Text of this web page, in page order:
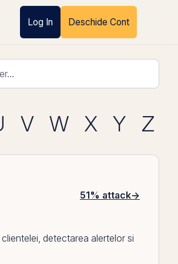
Log In Deschide Cont
V W X Y Z
51% attack→
detectarea alertelor si